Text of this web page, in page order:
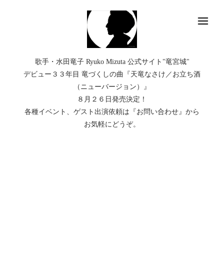
歌手・水田竜子 Ryuko Mizuta 公式サイト"竜宮城"
デビュー３３年目 竜づくしの曲『天竜なさけ／お立ち酒
（ニューバージョン）』
８月２６日発売決定！
各種イベント、ゲスト出演依頼は『お問い合わせ』から
お気軽にどうぞ。